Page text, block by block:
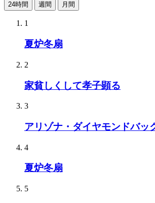
24時間 週間 月間
1
夏炉冬扇
2
家貧しくして孝子顕る
3
アリゾナ・ダイヤモンドバッ
4
夏炉冬扇
5